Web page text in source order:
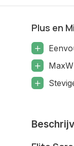
Plus en